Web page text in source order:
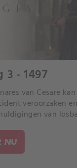
- 1497
van Cesare kan
veroorzaken
van
NU